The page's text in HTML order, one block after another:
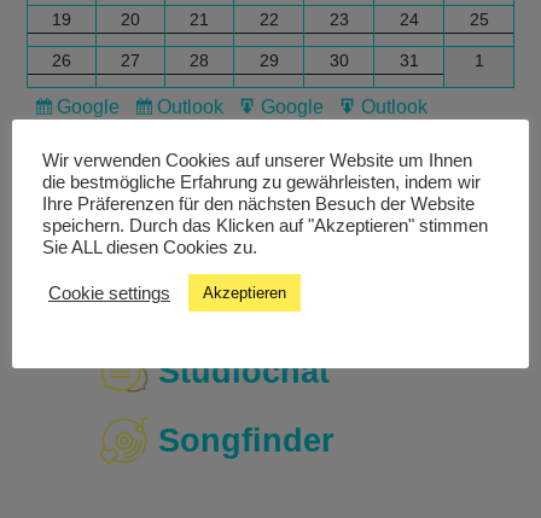
19 20 21 22 23 24 25
26 27 28 29 30 31 1
Subscribe
Google
Subscribe
Outlook
Export
Google
Export
Outlook
Livestream
Studiochat
Songfinder
Wir verwenden Cookies auf unserer Website um Ihnen
die bestmögliche Erfahrung zu gewährleisten, indem wir
Ihre Präferenzen für den nächsten Besuch der Website
speichern. Durch das Klicken auf "Akzeptieren" stimmen
Sie ALL diesen Cookies zu.
Cookie settings Akzeptieren